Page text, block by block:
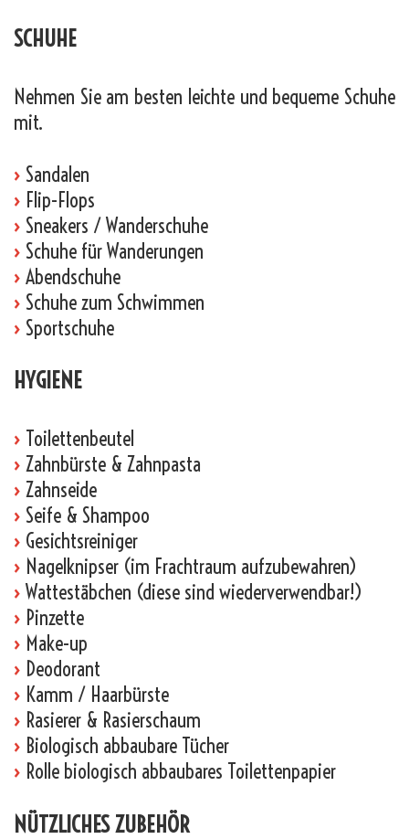
SCHUHE
Nehmen Sie am besten leichte und bequeme Schuhe
mit.
› Sandalen
› Flip-Flops
› Sneakers / Wanderschuhe
› Schuhe für Wanderungen
› Abendschuhe
› Schuhe zum Schwimmen
› Sportschuhe
HYGIENE
› Toilettenbeutel
› Zahnbürste & Zahnpasta
› Zahnseide
› Seife & Shampoo
› Gesichtsreiniger
› Nagelknipser (im Frachtraum aufzubewahren)
› Wattestäbchen (diese sind wiederverwendbar!)
› Pinzette
› Make-up
› Deodorant
› Kamm / Haarbürste
› Rasierer & Rasierschaum
› Biologisch abbaubare Tücher
› Rolle biologisch abbaubares Toilettenpapier
NÜTZLICHES ZUBEHÖR